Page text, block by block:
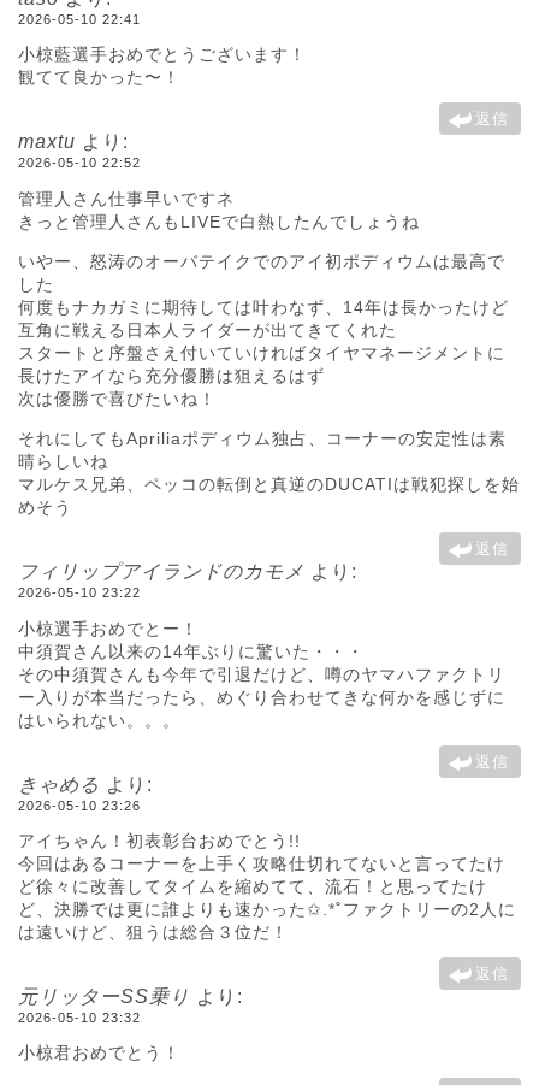
2026-05-10 22:41
小椋藍選手おめでとうございます！
観てて良かった〜！
返信
maxtu より:
2026-05-10 22:52
管理人さん仕事早いですネ
きっと管理人さんもLIVEで白熱したんでしょうね
いやー、怒涛のオーバテイクでのアイ初ポディウムは最高で
した
何度もナカガミに期待しては叶わなず、14年は長かったけど
互角に戦える日本人ライダーが出てきてくれた
スタートと序盤さえ付いていければタイヤマネージメントに
長けたアイなら充分優勝は狙えるはず
次は優勝で喜びたいね！
それにしてもApriliaポディウム独占、コーナーの安定性は素
晴らしいね
マルケス兄弟、ペッコの転倒と真逆のDUCATIは戦犯探しを始
めそう
返信
フィリップアイランドのカモメ より:
2026-05-10 23:22
小椋選手おめでとー！
中須賀さん以来の14年ぶりに驚いた・・・
その中須賀さんも今年で引退だけど、噂のヤマハファクトリ
ー入りが本当だったら、めぐり合わせてきな何かを感じずに
はいられない。。。
返信
きゃめる より:
2026-05-10 23:26
アイちゃん！初表彰台おめでとう!!
今回はあるコーナーを上手く攻略仕切れてないと言ってたけ
ど徐々に改善してタイムを縮めてて、流石！と思ってたけ
ど、決勝では更に誰よりも速かった✩.*˚ファクトリーの2人に
は遠いけど、狙うは総合３位だ！
返信
元リッターSS乗り より:
2026-05-10 23:32
小椋君おめでとう！